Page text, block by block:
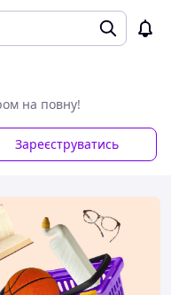
на повну!
Зареєструватись